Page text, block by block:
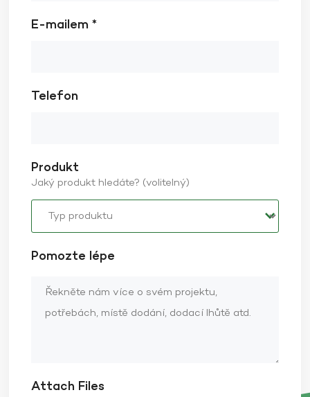
E-mailem *
Telefon
Produkt
Jaký produkt hledáte? (volitelný)
Pomozte lépe
Attach Files